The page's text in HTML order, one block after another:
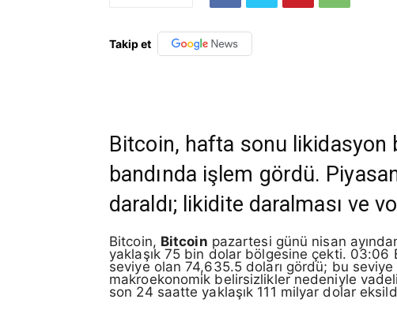
Takip et
Bitcoin, hafta sonu likidasyon
bandında işlem gördü.
daraldı; likidite daralması ve
Bitcoin, Bitcoin pazartesi günü nisan
yaklaşık 75 bin dolar bölgesine çekti. 03:06
seviye olan 74,635.5 doları gördü; bu
makroekonomik belirsizlikler nedeniyle
son 24 saatte yaklaşık 111 milyar dolar